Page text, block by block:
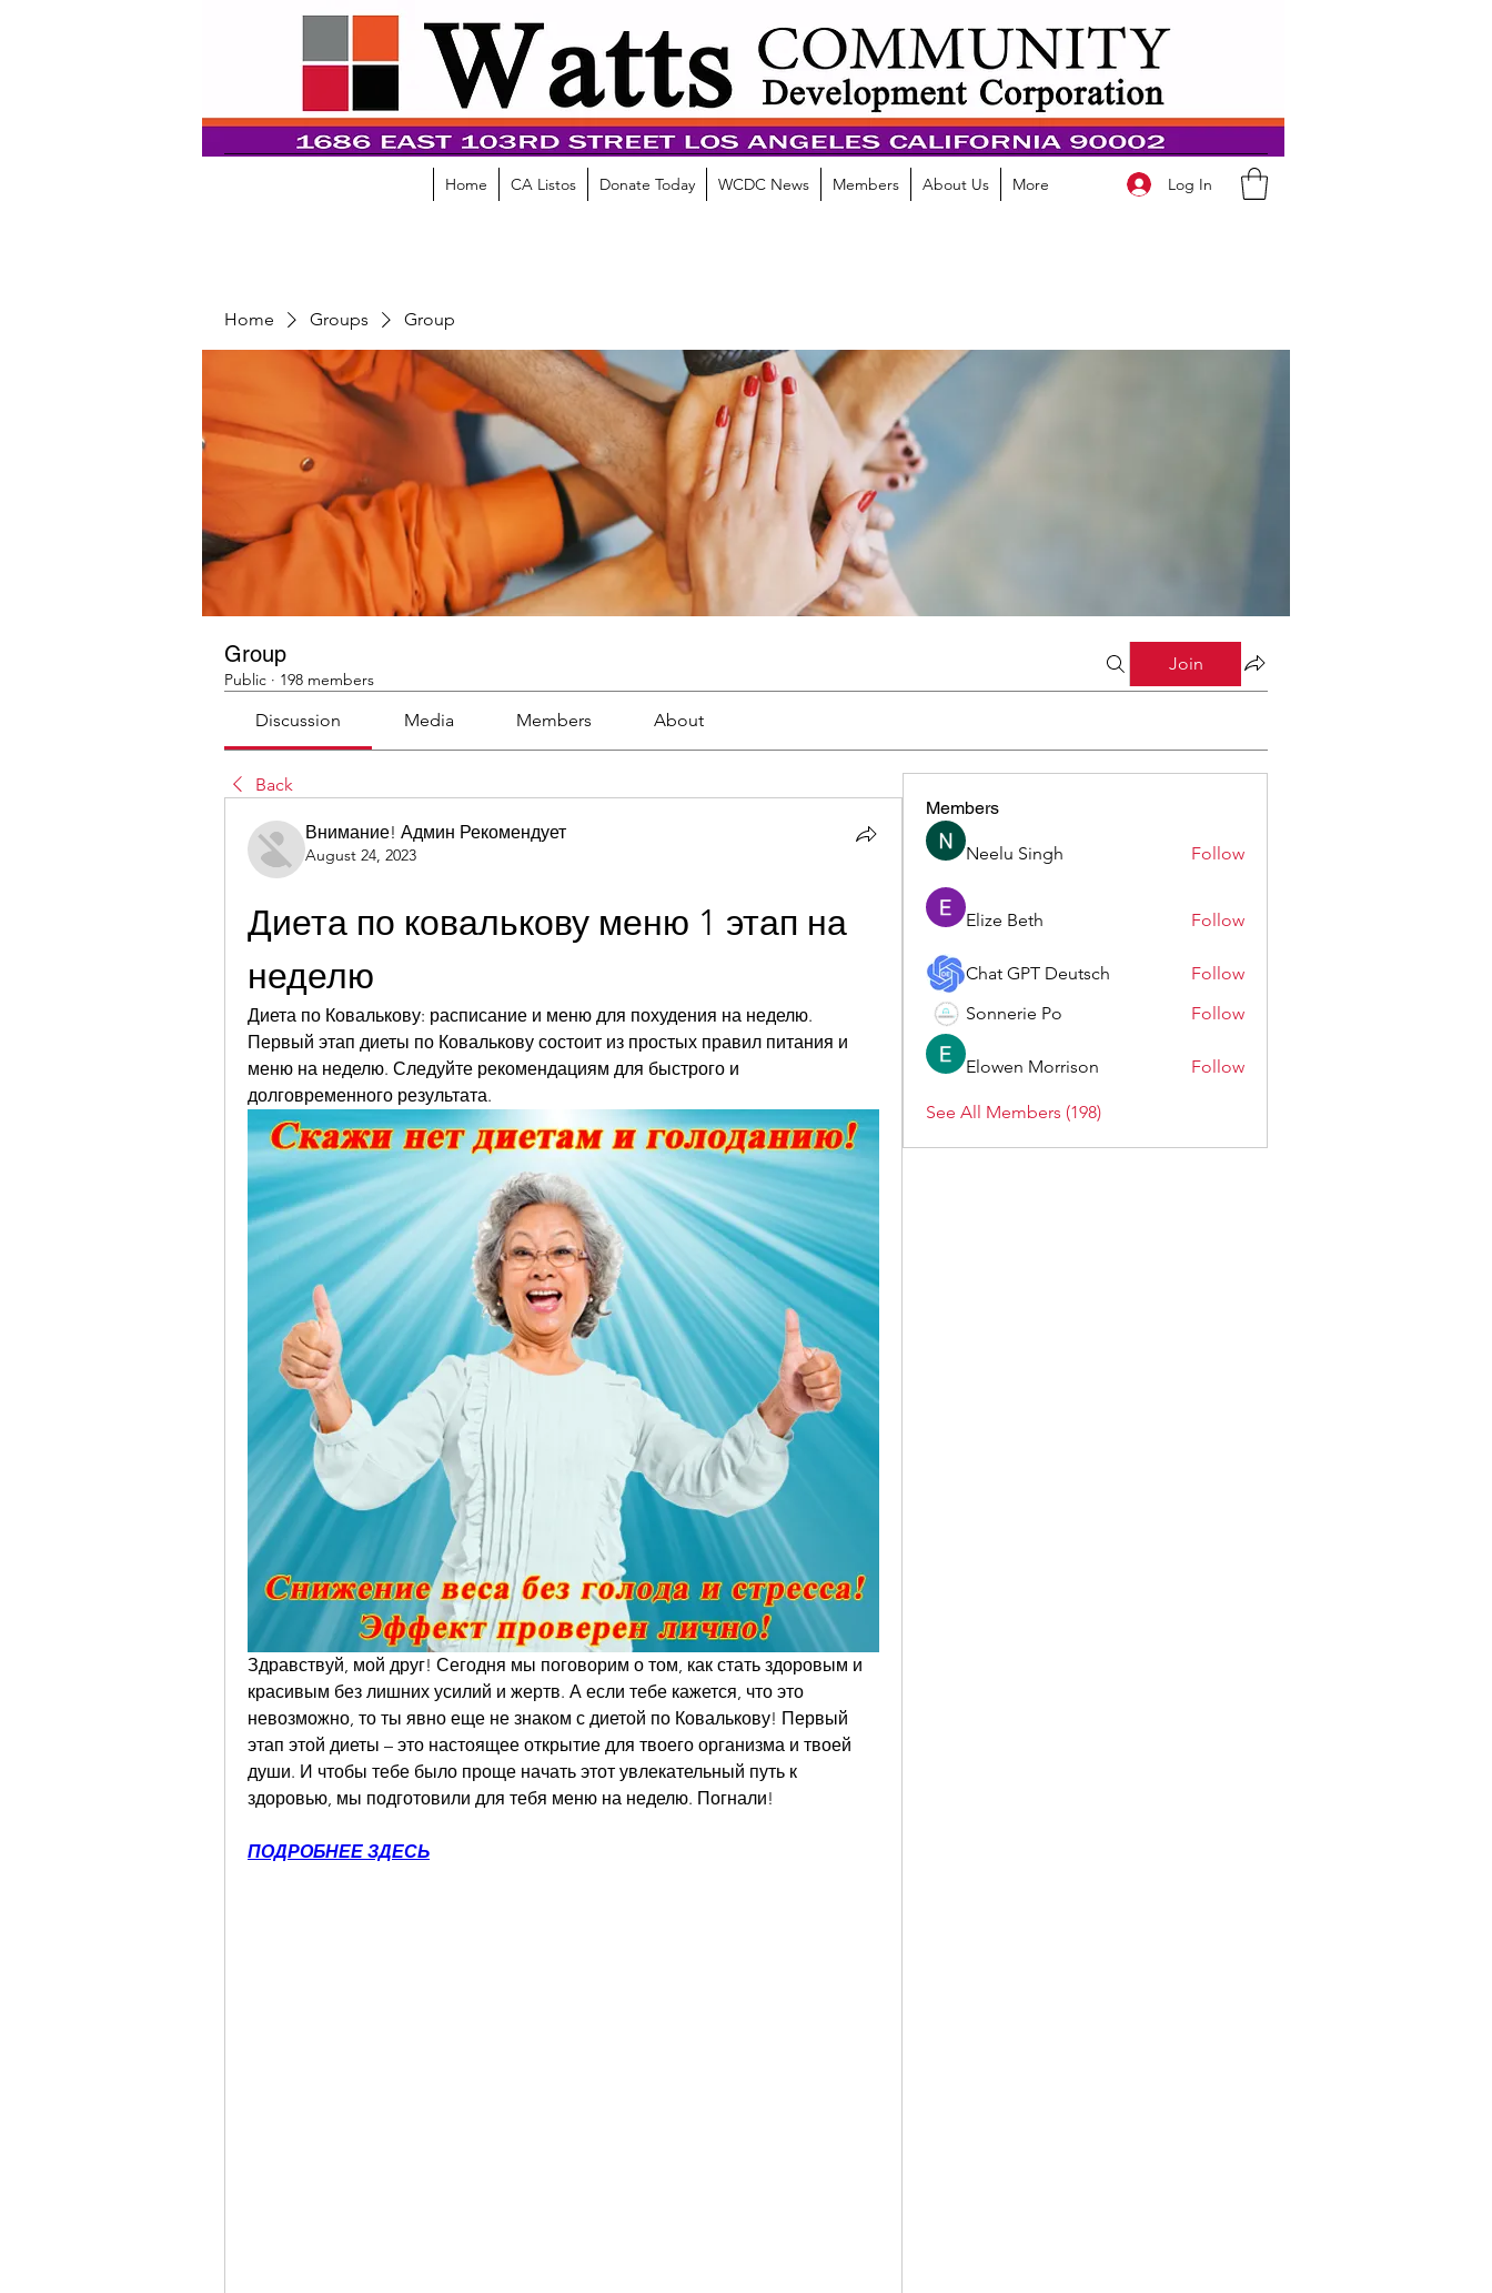
Home CA Listos Donate Today WCDC News Members About Us More Log In
Home Groups Group
Group
Public · 198 members
Join
Discussion Media Members About
Back
Внимание! Админ Рекомендует
August 24, 2023
Диета по ковалькову меню 1 этап на
неделю
Диета по Ковалькову: расписание и меню для похудения на неделю.
Первый этап диеты по Ковалькову состоит из простых правил питания и
меню на неделю. Следуйте рекомендациям для быстрого и
долговременного результата.
Здравствуй, мой друг! Сегодня мы поговорим о том, как стать здоровым и
красивым без лишних усилий и жертв. А если тебе кажется, что это
невозможно, то ты явно еще не знаком с диетой по Ковалькову! Первый
этап этой диеты – это настоящее открытие для твоего организма и твоей
души. И чтобы тебе было проще начать этот увлекательный путь к
здоровью, мы подготовили для тебя меню на неделю. Погнали!
ПОДРОБНЕЕ ЗДЕСЬ
Members
Neelu Singh Follow
Elize Beth Follow
Chat GPT Deutsch
Follow
Sonnerie Po
Follow
Elowen Morrison Follow
See All Members (198)